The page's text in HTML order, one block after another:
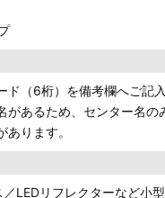
ド（6桁）を備考欄へご記入
があるため、センター名の
ります。
LEDリフレクターなど小